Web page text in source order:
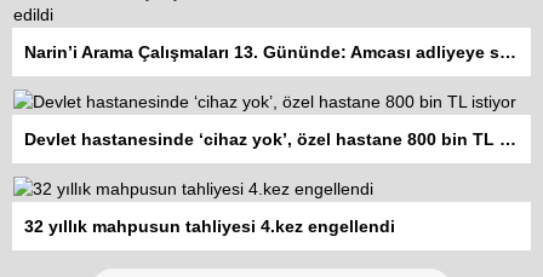
Narin’i Arama Çalışmaları 13. Gününde: Amcası adliyeye sevk edildi
Devlet hastanesinde ‘cihaz yok’, özel hastane 800 bin TL istiyor
32 yıllık mahpusun tahliyesi 4.kez engellendi
Kadına şiddet “Devlet” eliyle
meşrulaştırılıyor
Atilla Yüceak